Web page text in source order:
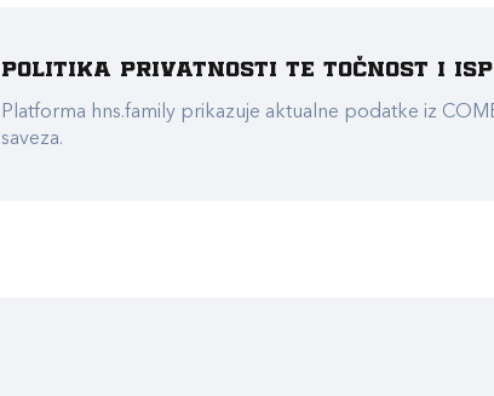
Politika privatnosti te točnost i
Platforma hns.family prikazuje aktualne podatke iz
saveza.